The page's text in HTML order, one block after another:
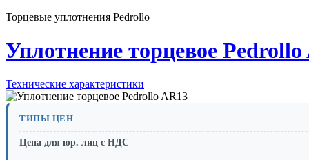
Торцевые уплотнения Pedrollo
Уплотнение торцевое Pedrollo
Технические характеристики
ТИПЫ ЦЕН
Цена для юр. лиц с НДС